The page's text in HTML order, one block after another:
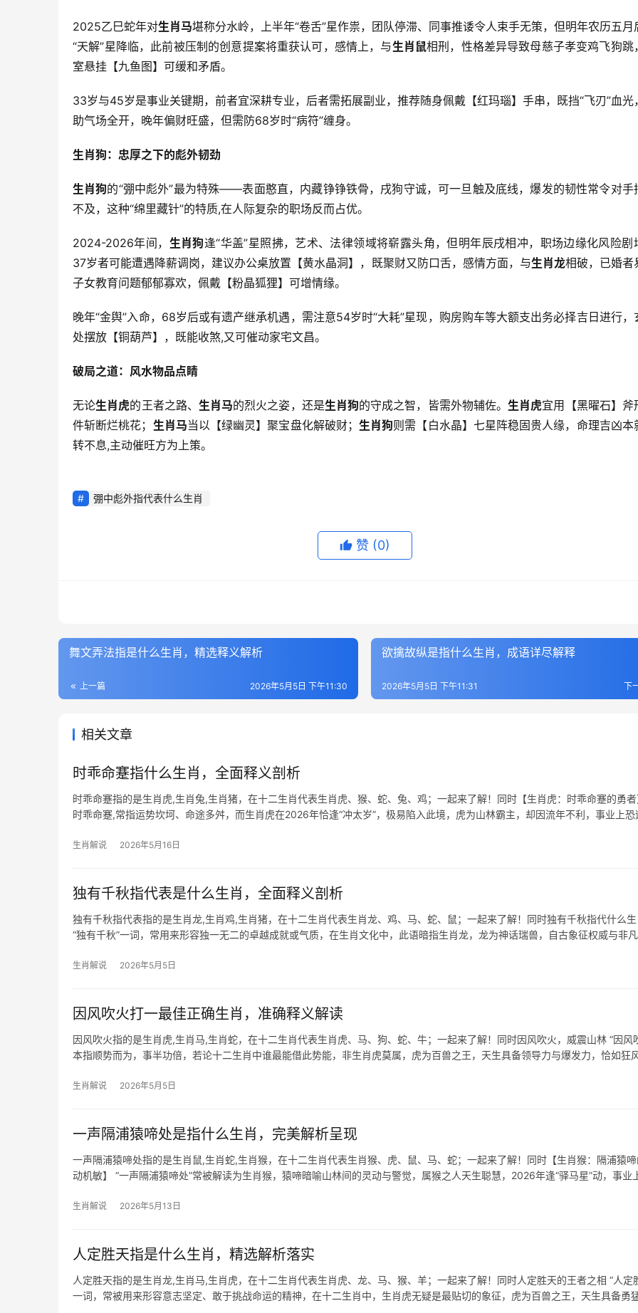
2025乙巳蛇年对生肖马堪称分水岭，上半年“卷舌”星作祟，团队停滞、同事推诿令人束手无策，但明年农历五月
“天解”星降临，此前被压制的创意提案将重获认可，感情上，与生肖鼠相刑，性格差异导致母慈子孝变鸡飞狗跳
室悬挂【九鱼图】可缓和矛盾。
33岁与45岁是事业关键期，前者宜深耕专业，后者需拓展副业，推荐随身佩戴【红玛瑙】手串，既挡“飞刃”血光
助气场全开，晚年偏财旺盛，但需防68岁时“病符”缠身。
生肖狗：忠厚之下的彪外韧劲
生肖狗的“弸中彪外”最为特殊——表面憨直，内藏铮铮铁骨，戌狗守诚，可一旦触及底线，爆发的韧性常令对手
不及，这种“绵里藏针”的特质,在人际复杂的职场反而占优。
2024-2026年间， 生肖狗逢“华盖”星照拂，艺术、法律领域将崭露头角，但明年辰戌相冲，职场边缘化风险剧
37岁者可能遭遇降薪调岗，建议办公桌放置【黄水晶洞】，既聚财又防口舌，感情方面，与生肖龙相破，已婚者
子女教育问题郁郁寡欢，佩戴【粉晶狐狸】可增情缘。
晚年“金舆”入命，68岁后或有遗产继承机遇，需注意54岁时“大耗”星现，购房购车等大额支出务必择吉日进行，
处摆放【铜葫芦】，既能收煞,又可催动家宅文昌。
破局之道：风水物品点睛
无论生肖虎的王者之路、 生肖马的烈火之姿，还是生肖狗的守成之智，皆需外物辅佐。生肖虎宜用【黑曜石】斧
件斩断烂桃花； 生肖马当以【绿幽灵】聚宝盘化解破财； 生肖狗则需【白水晶】七星阵稳固贵人缘，命理吉凶本
转不息,主动催旺方为上策。
弸中彪外指代表什么生肖
赞 (0)
舞文弄法指是什么生肖，精选释义解析
上一篇 2026年5月5日 下午11:30
欲擒故纵是指什么生肖，成语详尽解释
下
2026年5月5日 下午11:31
相关文章
时乖命蹇指什么生肖，全面释义剖析
时乖命蹇指的是生肖虎,生肖兔,生肖猪，在十二生肖代表生肖虎、猴、蛇、兔、鸡；一起来了解！同时【生肖虎：时乖命蹇的勇者
时乖命蹇,常指运势坎坷、命途多舛，而生肖虎在2026年恰逢“冲太岁”，极易陷入此境，虎为山林霸主，却因流年不利，事业上恐
生肖解说 2026年5月16日
独有千秋指代表是什么生肖，全面释义剖析
独有千秋指代表指的是生肖龙,生肖鸡,生肖猪，在十二生肖代表生肖龙、鸡、马、蛇、鼠；一起来了解！同时独有千秋指代什么生
“独有千秋”一词，常用来形容独一无二的卓越成就或气质，在生肖文化中，此语暗指生肖龙，龙为神话瑞兽，自古象征权威与非凡
生肖解说 2026年5月5日
因风吹火打一最佳正确生肖，准确释义解读
因风吹火指的是生肖虎,生肖马,生肖蛇，在十二生肖代表生肖虎、马、狗、蛇、牛；一起来了解！同时因风吹火，威震山林 “因风
本指顺势而为，事半功倍，若论十二生肖中谁最能借此势能，非生肖虎莫属，虎为百兽之王，天生具备领导力与爆发力，恰如狂
生肖解说 2026年5月5日
一声隔浦猿啼处是指什么生肖，完美解析呈现
一声隔浦猿啼处指的是生肖鼠,生肖蛇,生肖猴，在十二生肖代表生肖猴、虎、鼠、马、蛇；一起来了解！同时【生肖猴：隔浦猿啼
动机敏】 “一声隔浦猿啼处”常被解读为生肖猴，猿啼暗喻山林间的灵动与警觉，属猴之人天生聪慧，2026年逢“驿马星”动，事业
生肖解说 2026年5月13日
人定胜天指是什么生肖，精选解析落实
人定胜天指的是生肖龙,生肖马,生肖虎，在十二生肖代表生肖虎、龙、马、猴、羊；一起来了解！同时人定胜天的王者之相 “人定
一词，常被用来形容意志坚定、敢于挑战命运的精神，在十二生肖中，生肖虎无疑是最贴切的象征，虎为百兽之王，天生具备勇